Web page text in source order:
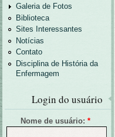
Galeria de Fotos
Biblioteca
Sites Interessantes
Notícias
Contato
Disciplina de História da
Enfermagem
Login do usuário
Nome de usuário: *